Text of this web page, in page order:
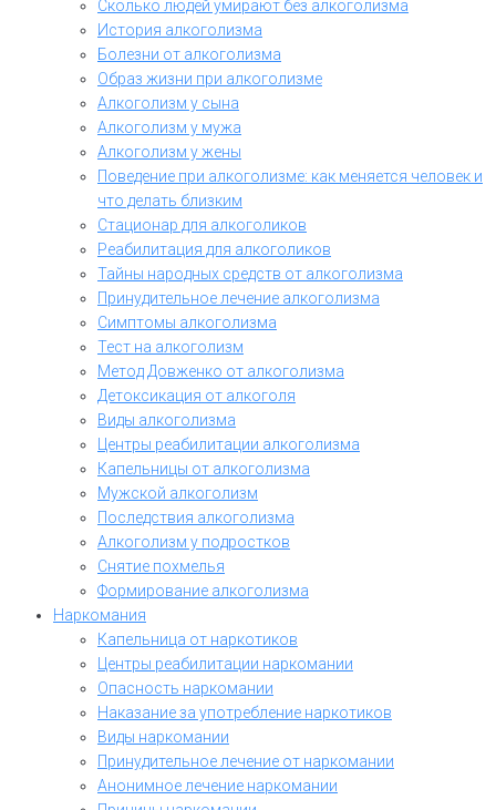
Сколько людей умирают без алкоголизма
История алкоголизма
Болезни от алкоголизма
Образ жизни при алкоголизме
Алкоголизм у сына
Алкоголизм у мужа
Алкоголизм у жены
Поведение при алкоголизме: как меняется человек и
что делать близким
Стационар для алкоголиков
Реабилитация для алкоголиков
Тайны народных средств от алкоголизма
Принудительное лечение алкоголизма
Симптомы алкоголизма
Тест на алкоголизм
Метод Довженко от алкоголизма
Детоксикация от алкоголя
Виды алкоголизма
Центры реабилитации алкоголизма
Капельницы от алкоголизма
Мужской алкоголизм
Последствия алкоголизма
Алкоголизм у подростков
Снятие похмелья
Формирование алкоголизма
Наркомания
Капельница от наркотиков
Центры реабилитации наркомании
Опасность наркомании
Наказание за употребление наркотиков
Виды наркомании
Принудительное лечение от наркомании
Анонимное лечение наркомании